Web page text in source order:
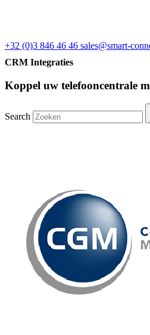
+32 (0)3 846 46 46 sales@smart-
CRM Integraties
Koppel uw telefooncentrale
Search